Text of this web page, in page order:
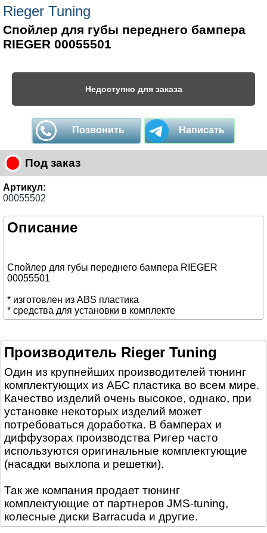
Rieger Tuning
Спойлер для губы переднего бампера
RIEGER 00055501
Недоступно для заказа
Позвонить Написать
Под заказ
Артикул:
00055502
Описание
Спойлер для губы переднего бампера RIEGER
00055501
* изготовлен из ABS пластика
* средства для установки в комплекте
Производитель Rieger Tuning
Один из крупнейших производителей тюнинг
комплектующих из АБС пластика во всем мире.
Качество изделий очень высокое, однако, при
установке некоторых изделий может
потребоваться доработка. В бамперах и
диффузорах производства Ригер часто
используются оригинальные комплектующие
(насадки выхлопа и решетки).
Так же компания продает тюнинг
комплектующие от партнеров JMS-tuning,
колесные диски Barracuda и другие.